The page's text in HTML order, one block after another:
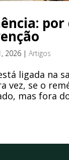
2026 |Artigos
ligada na
vez, se o
mas fora